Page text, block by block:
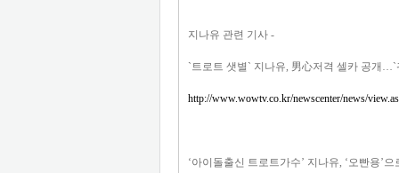
지나유 관련 기사 -
`트로트 샛별` 지나유, 男心저격 셀카 공개…`
http://www.wowtv.co.kr/newscenter/news/
‘아이돌출신 트로트가수’ 지나유, ‘오빤용’